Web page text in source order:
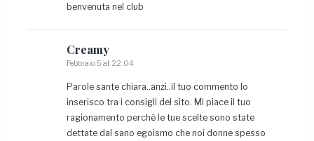
benvenuta nel club
Creamy
Febbraio 5 at 22:04
Parole sante chiara..anzi..il tuo commento lo
inserisco tra i consigli del sito. Mi piace il tuo
ragionamento perchè le tue scelte sono state
dettate dal sano egoismo che noi donne spesso